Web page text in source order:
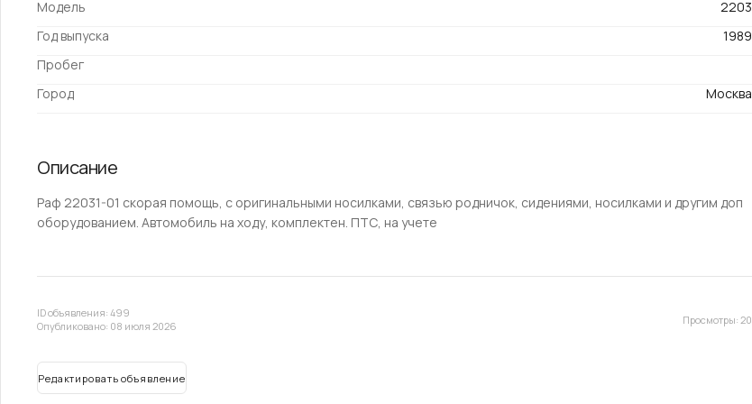
Модель
2203
Год выпуска
1989
Пробег
Город
Москва
Описание
Раф 22031-01 скорая помощь, с оригинальными носилками, связью родничок, сидениями, носилками и другим доп
оборудованием. Автомобиль на ходу, комплектен. ПТС, на учете
ID объявления: 499
Опубликовано: 08 июля 2026
Просмотры: 20
Редактировать объявление